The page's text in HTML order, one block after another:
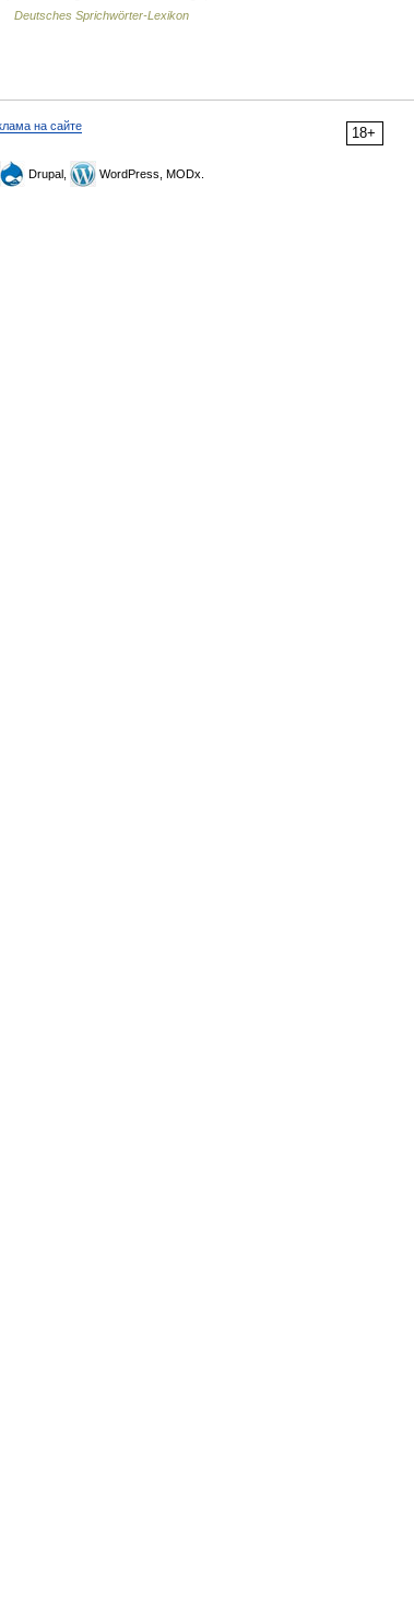
Deutsches Sprichwörter-Lexikon
18+
на сайте
Drupal, WordPress, MODx.